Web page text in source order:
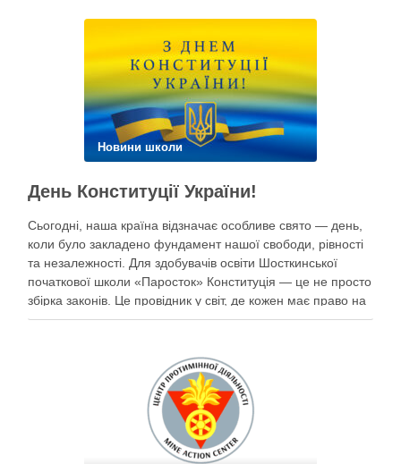
Новини школи
День Конституції України!
Сьогодні, наша країна відзначає особливе свято — день,
коли було закладено фундамент нашої свободи, рівності
та незалежності. Для здобувачів освіти Шосткинської
початкової школи «Паросток» Конституція — це не просто
збірка законів. Це провідник у світ, де кожен має право на
щасливе дитинство, освіту, безпеку та мрії під мирним